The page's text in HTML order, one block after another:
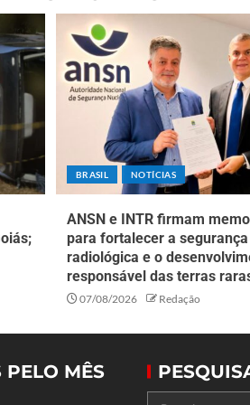
BRASIL NOTÍCIAS
ANSN e INTR firmam
para fortalecer a segurança
radiológica e o
responsável das terras
07/08/2026 Redação
PELO MÊS